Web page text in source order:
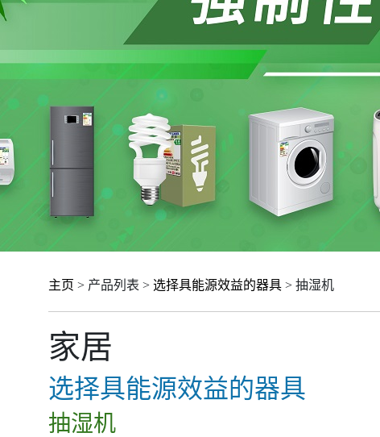
主页 > 产品列表 > 选择具能源效益的器具 > 抽湿机
家居
选择具能源效益的器具
抽湿机